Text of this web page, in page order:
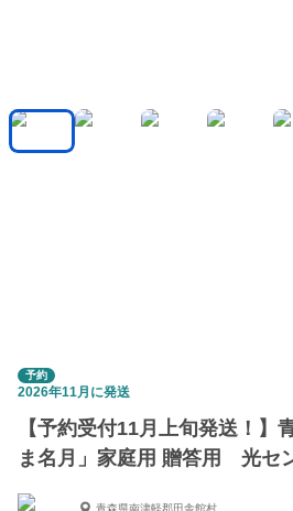
予約
2026年11月に発送
【予約受付11月上旬発送！】
ま名月」家庭用 贈答用 光セ
青森県南津軽郡田舎館村